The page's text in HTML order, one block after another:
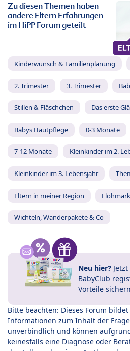
Zu diesen Themen haben
andere Eltern Erfahrungen
im HiPP Forum geteilt
Kinderwunsch & Familienplanung
2. Trimester 3. Trimester
Stillen & Fläschchen Das erste
Babys Hautpflege 0-3 Monate
7-12 Monate Kleinkinder im 2.
Kleinkinder im 3. Lebensjahr
Eltern in meiner Region
Wichteln, Wanderpakete & Co
Neu hier? Jetzt
BabyClub
Vorteile
Bitte beachten: Dieses Forum
Informationen zum Inhalt der
unverbindlich und können
keinesfalls eine Diagnose oder